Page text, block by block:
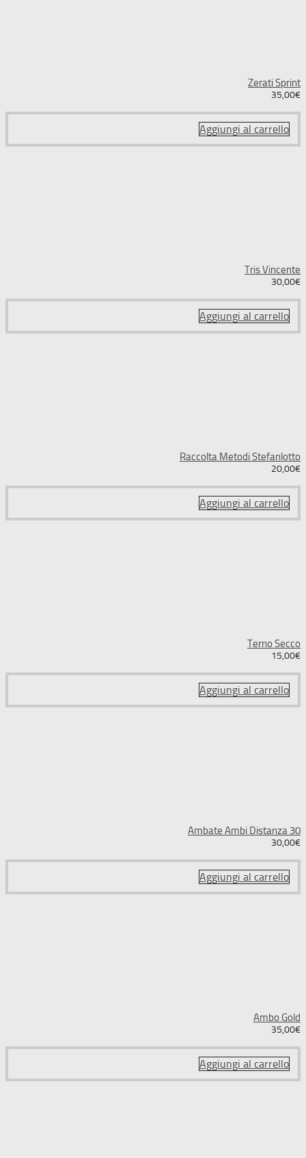
Zerati Sprint
35,00€
Aggiungi al carrello
Tris Vincente
30,00€
Aggiungi al carrello
Raccolta Metodi Stefanlotto
20,00€
Aggiungi al carrello
Terno Secco
15,00€
Aggiungi al carrello
Ambate Ambi Distanza 30
30,00€
Aggiungi al carrello
Ambo Gold
35,00€
Aggiungi al carrello